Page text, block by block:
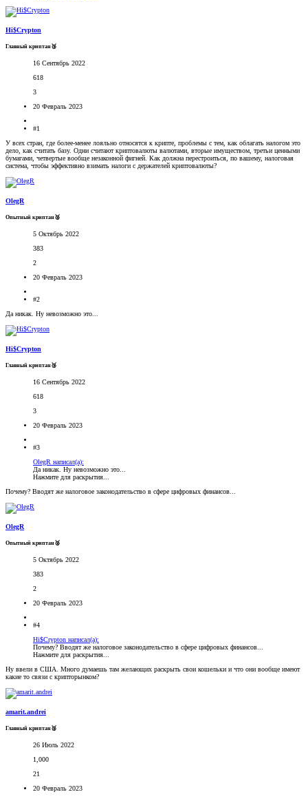
Hi$Crypton
Главный криптан🥉
16 Сентябрь 2022
618
3
20 Февраль 2023
#1
У всех стран, где более-менее лояльно относятся к крипте, проблемы с тем, как облагать налогом это
дело, как считать базу. Одни считают криптовалюты валютами, вторые имуществом, третьи ценными
бумагами, четвертые вообще незаконной фигней. Как должна перестроиться, по вашему, налоговая
система, чтобы эффективно взимать налоги с держателей криптовалюты?
OlegR
Опытный криптан🥈
5 Октябрь 2022
383
2
20 Февраль 2023
#2
Да никак. Ну невозможно это...
Hi$Crypton
Главный криптан🥉
16 Сентябрь 2022
618
3
20 Февраль 2023
#3
OlegR написал(а):
Да никак. Ну невозможно это...
Нажмите для раскрытия...
Почему? Вводят же налоговое законодательство в сфере цифровых финансов...
OlegR
Опытный криптан🥈
5 Октябрь 2022
383
2
20 Февраль 2023
#4
Hi$Crypton написал(а):
Почему? Вводят же налоговое законодательство в сфере цифровых финансов...
Нажмите для раскрытия...
Ну ввели в США. Много думаешь там желающих раскрыть свои кошельки и что они вообще имеют
какие то связи с крипторынком?
amarit.andrei
Главный криптан🥈
26 Июль 2022
1,000
21
20 Февраль 2023